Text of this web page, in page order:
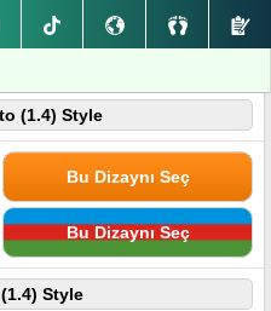
(1.4) Style
Bu Dizaynı Seç
Bu Dizaynı Seç
Style